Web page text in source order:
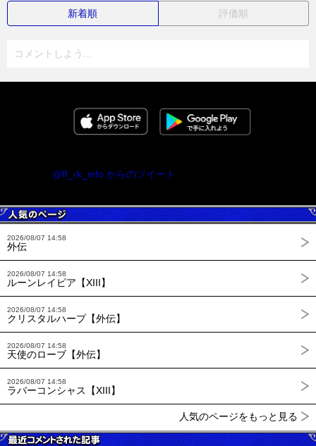
新着順 評価順
コメントしよう...
@ff_rk_info からのツイート
2026/08/07 14:58
外伝
2026/08/07 14:58
ルーンレイピア【XIII】
2026/08/07 14:58
クリスタルハープ【外伝】
2026/08/07 14:58
天使のローブ【外伝】
2026/08/07 14:58
ラバーコンシャス【XIII】
人気のページをもっと見る